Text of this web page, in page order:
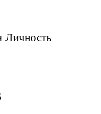
Личность